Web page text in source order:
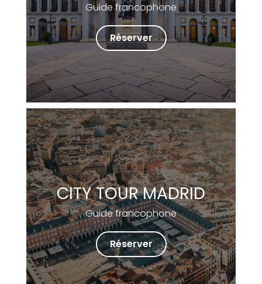
Guide francophone
Réserver
CITY TOUR MADRID
Guide francophone
Réserver